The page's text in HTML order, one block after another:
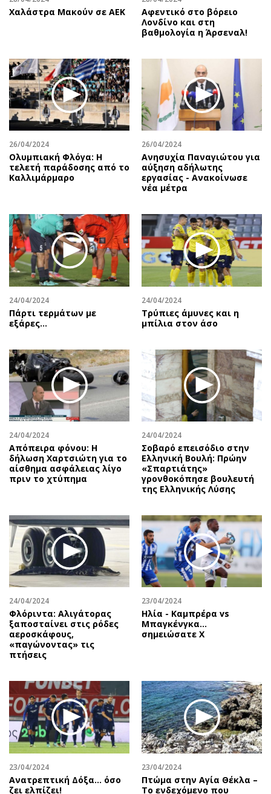
Χαλάστρα Μακούν σε ΑΕΚ
Αφεντικό στο βόρειο
Λονδίνο και στη
βαθμολογία η Άρσεναλ!
26/04/2024
Ολυμπιακή Φλόγα: Η
τελετή παράδοσης από το
Καλλιμάρμαρο
26/04/2024
Ανησυχία Παναγιώτου για
αύξηση αδήλωτης
εργασίας - Ανακοίνωσε
νέα μέτρα
24/04/2024
Πάρτι τερμάτων με
εξάρες...
24/04/2024
Τρύπιες άμυνες και η
μπίλια στον άσο
24/04/2024
Απόπειρα φόνου: Η
δήλωση Χαρτσιώτη για το
αίσθημα ασφάλειας λίγο
πριν το χτύπημα
24/04/2024
Σοβαρό επεισόδιο στην
Ελληνική Βουλή: Πρώην
«Σπαρτιάτης»
γρονθοκόπησε βουλευτή
της Ελληνικής Λύσης
24/04/2024
Φλόριντα: Αλιγάτορας
ξαποσταίνει στις ρόδες
αεροσκάφους,
«παγώνοντας» τις
πτήσεις
23/04/2024
Ηλία - Καμπρέρα vs
Μπαγκένγκα...
σημειώσατε Χ
23/04/2024
Ανατρεπτική Δόξα… όσο
ζει ελπίζει!
23/04/2024
Πτώμα στην Αγία Θέκλα –
Το ενδεχόμενο που